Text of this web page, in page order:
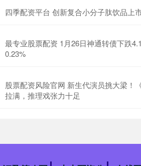
四季配资平台 创新复合小分子肽饮品上
最专业股票配资 1月26日神通转债下跌
0.23%
股票配资风险官网 新生代演员挑大梁！
拉满，推理戏张力十足